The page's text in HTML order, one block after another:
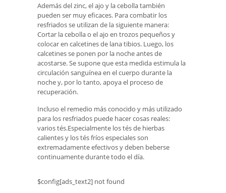
Además del zinc, el ajo y la cebolla también
pueden ser muy eficaces. Para combatir los
resfriados se utilizan de la siguiente manera:
Cortar la cebolla o el ajo en trozos pequeños y
colocar en calcetines de lana tibios. Luego, los
calcetines se ponen por la noche antes de
acostarse. Se supone que esta medida estimula la
circulación sanguínea en el cuerpo durante la
noche y, por lo tanto, apoya el proceso de
recuperación.
Incluso el remedio más conocido y más utilizado
para los resfriados puede hacer cosas reales:
varios tés.Especialmente los tés de hierbas
calientes y los tés fríos especiales son
extremadamente efectivos y deben beberse
continuamente durante todo el día.
$config[ads_text2] not found